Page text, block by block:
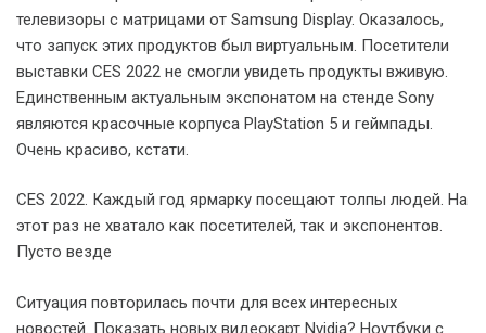
телевизоры с матрицами от Samsung Display. Оказалось,
что запуск этих продуктов был виртуальным. Посетители
выставки CES 2022 не смогли увидеть продукты вживую.
Единственным актуальным экспонатом на стенде Sony
являются красочные корпуса PlayStation 5 и геймпады.
Очень красиво, кстати.
CES 2022. Каждый год ярмарку посещают толпы людей. На
этот раз не хватало как посетителей, так и экспонентов.
Пусто везде
Ситуация повторилась почти для всех интересных
новостей. Показать новых видеокарт Nvidia? Ноутбуки с